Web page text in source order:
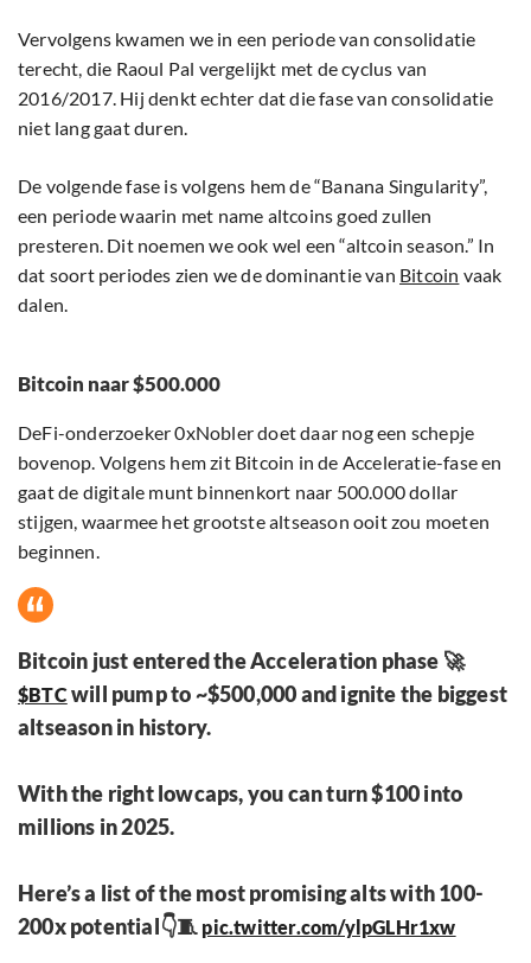
Vervolgens kwamen we in een periode van consolidatie
terecht, die Raoul Pal vergelijkt met de cyclus van
2016/2017. Hij denkt echter dat die fase van consolidatie
niet lang gaat duren.
De volgende fase is volgens hem de “Banana Singularity”,
een periode waarin met name altcoins goed zullen
presteren. Dit noemen we ook wel een “altcoin season.” In
dat soort periodes zien we de dominantie van Bitcoin vaak
dalen.
Bitcoin naar $500.000
DeFi-onderzoeker 0xNobler doet daar nog een schepje
bovenop. Volgens hem zit Bitcoin in de Acceleratie-fase en
gaat de digitale munt binnenkort naar 500.000 dollar
stijgen, waarmee het grootste altseason ooit zou moeten
beginnen.
Bitcoin just entered the Acceleration phase 🚀
$BTCwill pump to ~$500,000 and ignite the biggest
altseason in history.
With the right lowcaps, you can turn $100 into
millions in 2025.
Here’s a list of the most promising alts with 100-
200x potential👇🧵 pic.twitter.com/ylpGLHr1xw